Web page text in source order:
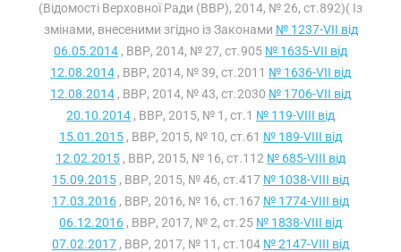
(Відомості Верховної Ради (ВВР), 2014, № 26, ст.892)( Із
змінами, внесеними згідно із Законами № 1237-VII від
06.05.2014 , ВВР, 2014, № 27, ст.905 № 1635-VII від
12.08.2014 , ВВР, 2014, № 39, ст.2011 № 1636-VII від
12.08.2014 , ВВР, 2014, № 43, ст.2030 № 1706-VII від
20.10.2014 , ВВР, 2015, № 1, ст.1 № 119-VIII від
15.01.2015 , ВВР, 2015, № 10, ст.61 № 189-VIII від
12.02.2015 , ВВР, 2015, № 16, ст.112 № 685-VIII від
15.09.2015 , ВВР, 2015, № 46, ст.417 № 1038-VIII від
17.03.2016 , ВВР, 2016, № 16, ст.167 № 1774-VIII від
06.12.2016 , ВВР, 2017, № 2, ст.25 № 1838-VIII від
07.02.2017 , ВВР, 2017, № 11, ст.104 № 2147-VIII від